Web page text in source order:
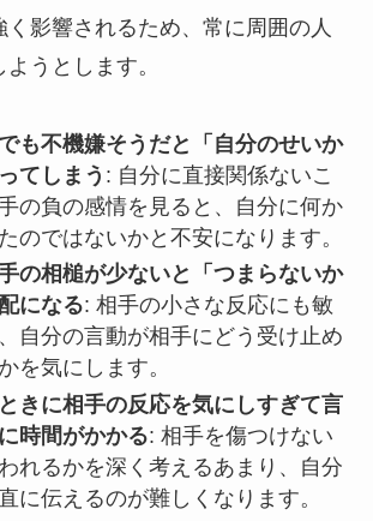
影響されるため、常に周囲の人
うとします。
も不機嫌そうだと「自分のせいか
てしまう : 自分に直接関係ないこ
の負の感情を見ると、自分に何か
のではないかと不安になります。
の相槌が少ないと「つまらないか
になる: 相手の小さな反応にも敏
自分の言動が相手にどう受け止め
を気にします。
きに相手の反応を気にしすぎて言
時間がかかる: 相手を傷つけない
れるかを深く考えるあまり、自分
に伝えるのが難しくなります。